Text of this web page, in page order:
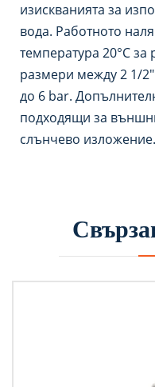
изискванията за
вода. Работното
температура 20°C за
размери между 2 1/
до 6 bar.
подходящи за
слънчево изложение.